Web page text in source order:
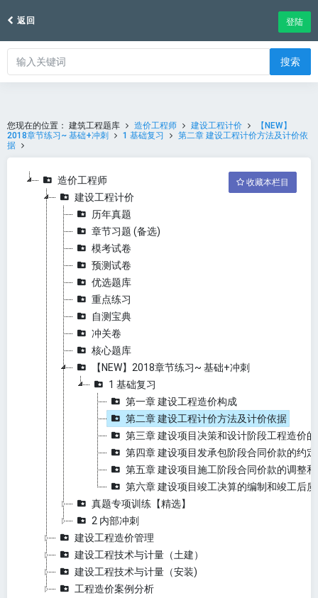
返回 登陆
搜索
您现在的位置： 建筑工程题库 造价工程师 建设工程计价
【NEW】
2018章节练习~ 基础+冲刺
1 基础复习
第二章 建设工程计价方法及计价依
据
收藏本栏目
造价工程师
建设工程计价
历年真题
章节习题 (备选)
模考试卷
预测试卷
优选题库
重点练习
自测宝典
冲关卷
核心题库
【NEW】2018章节练习~ 基础+冲刺
1 基础复习
第一章 建设工程造价构成
第二章 建设工程计价方法及计价依据
第三章 建设项目决策和设计阶段工程造价
第四章 建设项目发承包阶段合同价款的约定
第五章 建设项目施工阶段合同价款的调整
第六章 建设项目竣工决算的编制和竣工后
真题专项训练【精选】
2 内部冲刺
建设工程造价管理
建设工程技术与计量（土建）
建设工程技术与计量（安装)
工程造价案例分析